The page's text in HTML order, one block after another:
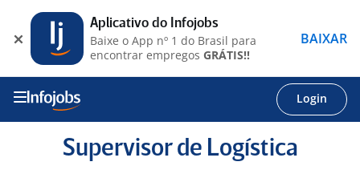
Login
Supervisor de Logística
Aplicativo do Infojobs
Baixe o App nº 1 do Brasil para
encontrar empregos GRÁTIS!!
BAIXAR